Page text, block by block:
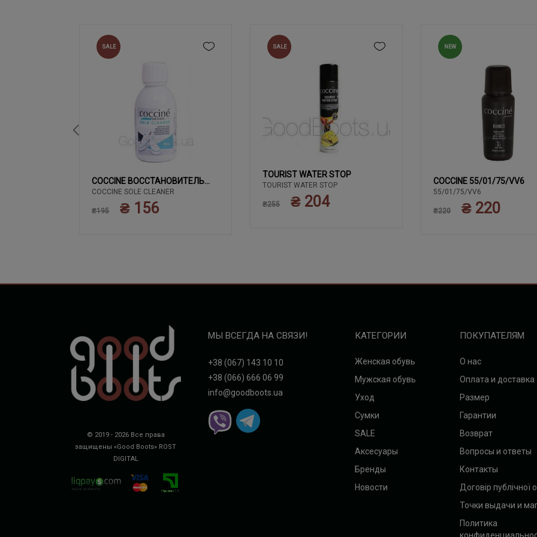
SALE
COCCINE ВОССТАНОВИТЕЛЬ
БЕЛОГО
COCCINE SOLE CLEANER
₴195 ₴ 156
SALE
TOURIST WATER STOP
TOURIST WATER STOP
₴255 ₴ 204
NEW
COCCINE 55/01/75/VV6
55/01/75/VV6
₴220 ₴ 220
© 2019 - 2026 Все права
защищены «Good Boots» ROST
DIGITAL
МЫ ВСЕГДА НА СВЯЗИ!
+38 (067) 143 10 10
+38 (066) 666 06 99
info@goodboots.ua
КАТЕГОРИИ
Женская обувь
Мужская обувь
Уход
Сумки
SALE
Аксесуары
Бренды
Новости
ПОКУПАТЕЛЯМ
О нас
Оплата и доставка
Размер
Гарантии
Возврат
Вопросы и ответы
Контакты
Договір публічної
Точки выдачи и
Политика